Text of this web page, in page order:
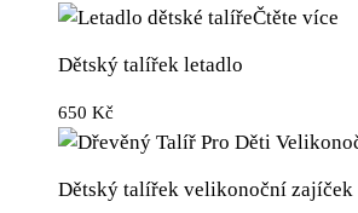
Čtěte více
Dětský talířek letadlo
650 Kč
Dětský talířek velikonoční zajíček